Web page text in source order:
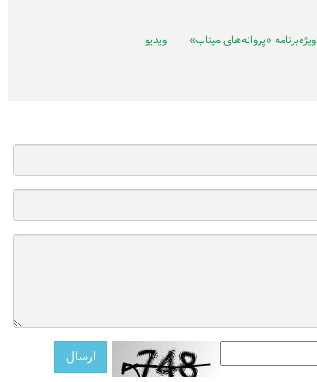
ویژه‌برنامه «پروانه‌های میناب»
ویدیو